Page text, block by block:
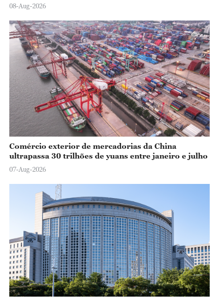
08-Aug-2026
Comércio exterior de mercadorias da China
ultrapassa 30 trilhões de yuans entre janeiro e julho
07-Aug-2026